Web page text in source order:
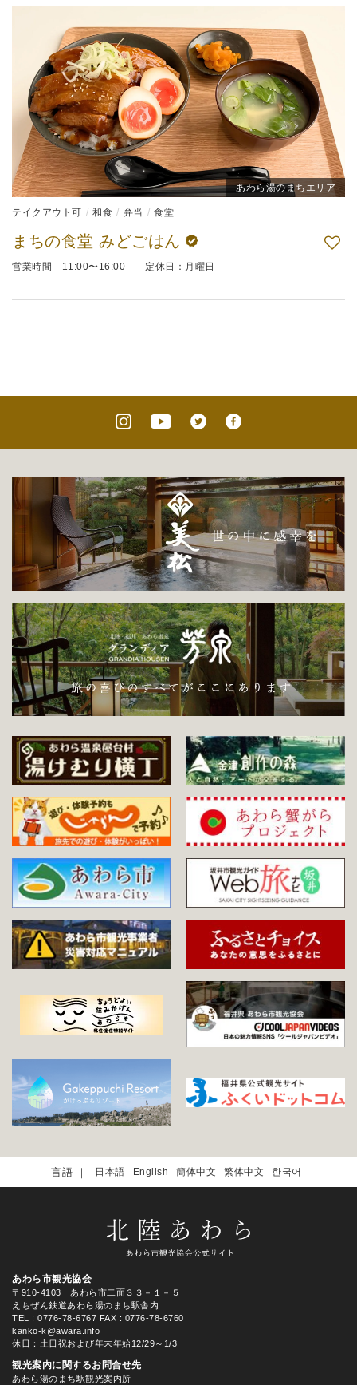
あわら湯のまちエリア
テイクアウト可 和食 弁当 食堂
まちの食堂 みどごはん
営業時間 11:00〜16:00 定休日：月曜日
日本語 English 簡体中文 繁体中文 한국어
あわら市観光協会
〒910-4103 あわら市二面３３－１－５
えちぜん鉄道あわら湯のまち駅舎内
TEL
: 0776-78-6767 FAX : 0776-78-6760
kanko-k@awara.info
休日：土日祝および年末年始12/29～1/3
観光案内に関するお問合せ先
あわら湯のまち駅観光案内所